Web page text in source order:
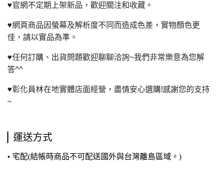
♥官網不定期上架新品，歡迎關注和收藏。
♥網頁商品因螢幕及解析度不同而造成色差，實物顏色更
佳，請以實品為準。
♥任何訂購、出貨問題歡迎聊聊洽詢~我們非常樂意為您解
答^^
♥彰化員林在地實體店面經營，盡情安心選購!感謝您的支持
~
運送方式
• 宅配(結帳時商品不可配送國外與台灣離島區域。)